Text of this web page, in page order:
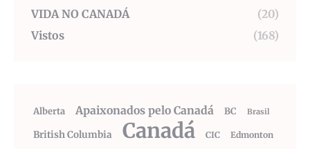
VIDA NO CANADÁ
(20)
Vistos
(168)
Alberta Apaixonados pelo Canadá BC Brasil
British Columbia Canadá CIC
Edmonton